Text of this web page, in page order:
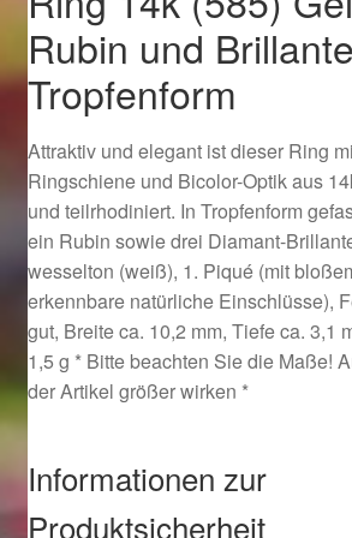
Ostergeschenke finden für Ostern 2019
Ostergeschenke finden für Ostern 2020
Ostergeschenke finden für Ostern
Ostergeschenke finden für Ostern
Partner
Shop
Startseite
Startseite
Rubin und
Tropfenform
Attraktiv und elegant ist dieser Ring
Ringschiene und Bicolor-Optik aus
und teilrhodiniert. In Tropfenform
ein Rubin sowie drei Diamant-
wesselton (weiß), 1. Piqué (mit
erkennbare natürliche Einschlüsse),
gut, Breite ca. 10,2 mm, Tiefe ca. 3,1
1,5 g * Bitte beachten Sie die Maße!
der Artikel größer wirken *
Informationen zur
Produktsicherheit